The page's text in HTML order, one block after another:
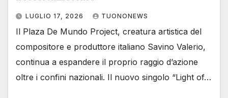
LUGLIO 17, 2026 TUONONEWS
Il Plaza De Mundo Project, creatura artistica del
compositore e produttore italiano Savino Valerio,
continua a espandere il proprio raggio d’azione
oltre i confini nazionali. Il nuovo singolo “Light of…